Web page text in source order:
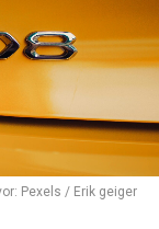
Pexels / Erik geiger